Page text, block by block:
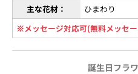
主な花材：
ひまわり
※メッセージ対応可(無料メッセ
誕生日フラ